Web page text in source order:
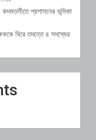
প্রশাসনের ভূমিকা
ঘিরে তদন্তে ৪ সদস্যের